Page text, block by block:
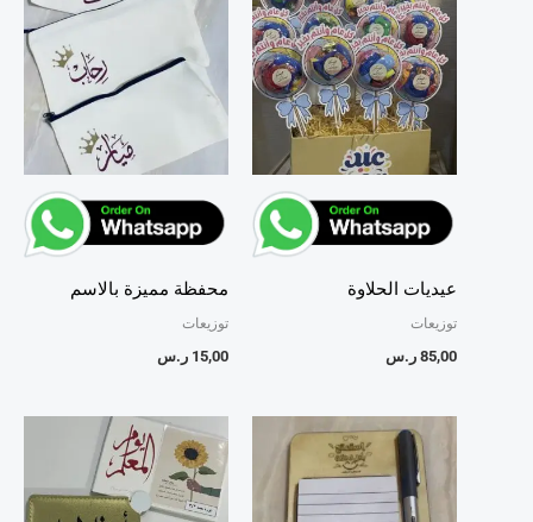
عيديات الحلاوة
توزيعات
85,00 ر.س
محفظة مميزة بالاسم
توزيعات
15,00 ر.س